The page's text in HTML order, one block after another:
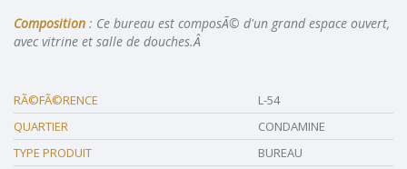
Composition : Ce bureau est composÃ© d'un grand espace ouvert,
avec vitrine et salle de douches.Â
RÃ©FÃ©RENCE
L-54
QUARTIER
CONDAMINE
TYPE PRODUIT
BUREAU